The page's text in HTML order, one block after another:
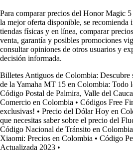
Para comparar precios del Honor Magic
la mejor oferta disponible, se recomienda
tiendas físicas y en línea, comparar
venta, garantía y posibles promociones
consultar opiniones de otros usuarios y
decisión informada.
Billetes Antiguos de Colombia: Descubre
de la Yamaha MT 15 en Colombia: Todo
Código Postal de Palmira, Valle del
Comercio en Colombia • Códigos Free
exclusivas! • Precio del Dólar Hoy en
que necesitas saber sobre el precio del
Código Nacional de Tránsito en
Xiaomi: Precios en Colombia • Código
Actualizada 2023 •